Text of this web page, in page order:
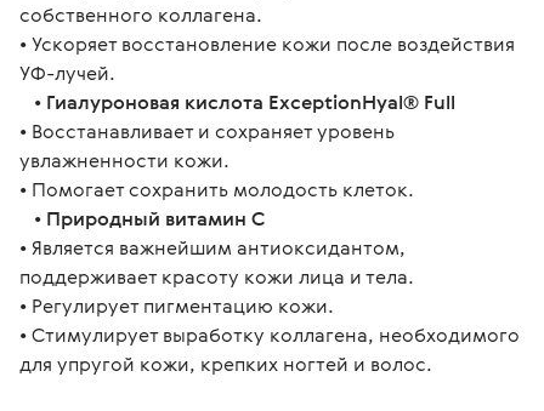
собственного коллагена.
• Ускоряет восстановление кожи после воздействия
УФ-лучей.
• Гиалуроновая кислота ExceptionHyal® Full
• Восстанавливает и сохраняет уровень
увлажненности кожи.
• Помогает сохранить молодость клеток.
• Природный витамин С
• Является важнейшим антиоксидантом,
поддерживает красоту кожи лица и тела.
• Регулирует пигментацию кожи.
• Стимулирует выработку коллагена, необходимого
для упругой кожи, крепких ногтей и волос.